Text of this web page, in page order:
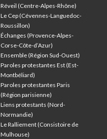
Réveil (Centre-Alpes-Rhône)
Le Cep (Cévennes-Languedoc-
Roussillon)
Échanges (Provence-Alpes-
Corse-Côte-d’Azur)
Ensemble (Région Sud-Ouest)
Paroles protestantes Est (Est-
Montbéliard)
Paroles protestantes Paris
(Région parisienne)
Liens protestants (Nord-
Normandie)
Le Ralliement (Consistoire de
Mulhouse)